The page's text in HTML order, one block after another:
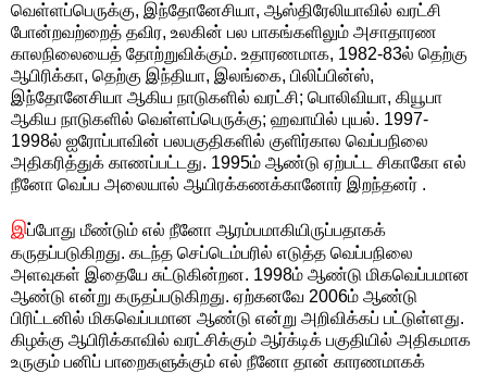
வெள்ளப்பெருக்கு, இந்தோனேசியா, ஆஸ்திரேலியாவில் வரட்சி
போன்றவற்றைத் தவிர, உலகின் பல பாகங்களிலும் அசாதாரண
காலநிலையைத் தோற்றுவிக்கும். உதாரணமாக, 1982-83ல் தெற்கு
ஆபிரிக்கா, தெற்கு இந்தியா, இலங்கை, பிலிப்பின்ஸ்,
இந்தோனேசியா ஆகிய நாடுகளில் வரட்சி; பொலிவியா, கியூபா
ஆகிய நாடுகளில் வெள்ளப்பெருக்கு; ஹவாயில் புயல். 1997-
1998ல் ஐரோப்பாவின் பலபகுதிகளில் குளிர்கால வெப்பநிலை
அதிகரித்துக் காணப்பட்டது. 1995ம் ஆண்டு ஏற்பட்ட சிகாகோ எல்
நீனோ வெப்ப அலையால் ஆயிரக்கணக்கானோர் இறந்தனர் .
இப்போது மீண்டும் எல் நீனோ ஆரம்பமாகியிருப்பதாகக்
கருதப்படுகிறது. கடந்த செப்டெம்பரில் எடுத்த வெப்பநிலை
அளவுகள் இதையே சுட்டுகின்றன. 1998ம் ஆண்டு மிகவெப்பமான
ஆண்டு என்று கருதப்படுகிறது. ஏற்கனவே 2006ம் ஆண்டு
பிரிட்டனில் மிகவெப்பமான ஆண்டு என்று அறிவிக்கப் பட்டுள்ளது.
கிழக்கு ஆபிரிக்காவில் வரட்சிக்கும் ஆர்க்டிக் பகுதியில் அதிகமாக
உருகும் பனிப் பாறைகளுக்கும் எல் நீனோ தான் காரணமாகக்